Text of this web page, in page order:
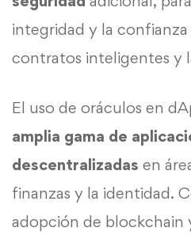
integridad y la
contratos inteligentes y
El uso de oráculos en
amplia gama de
descentralizadas en
finanzas y la identidad.
adopción de blockchain